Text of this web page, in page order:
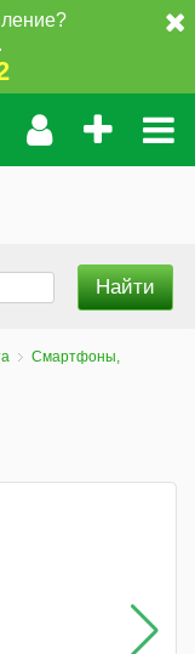
Смартфоны,